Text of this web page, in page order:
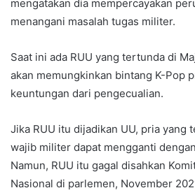
mengatakan dia mempercayakan
menangani masalah tugas militer.
Saat ini ada RUU yang tertunda di
akan memungkinkan bintang K-Pop
keuntungan dari pengecualian.
Jika RUU itu dijadikan UU, pria yang
wajib militer dapat mengganti
Namun, RUU itu gagal disahkan
Nasional di parlemen, November